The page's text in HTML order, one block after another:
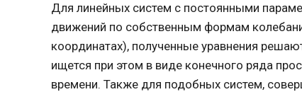
Для линейных систем с постоянными
движений по собственным формам
координатах), полученные уравнения
ищется при этом в виде конечного ряда
времени. Также для подобных систем,